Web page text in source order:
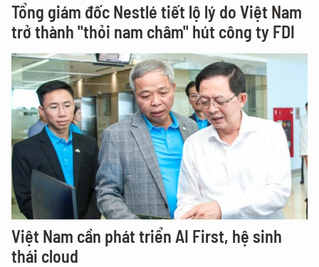
Tổng giám đốc Nestlé tiết lộ lý do Việt Nam
trở thành "thỏi nam châm" hút công ty FDI
Việt Nam cần phát triển AI First, hệ sinh
thái cloud